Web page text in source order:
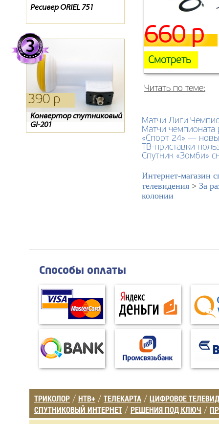
Ресивер ORIEL 751
Карта Триколор
Кронштейн NB NBC1-T
390 р
Конвертор спутниковый
GI-201
4400 р
Обмен ресиверов
Телекарта SD на HD.
Ресивер EVO-07
3850 р
Обмен Радуги на
Телекарту
Смотреть
660 р
Читать по теме:
Матчи Лиги
Матчи
«Спорт 24» —
ТВ-приставки
Спутник «Зомби»
Интернет-магазин
телевидения > За
колонии
Способы оплаты
ТРИКОЛОР / НТВ+ / ТЕЛЕКАРТА / ЦИФРОВОЕ
СПУТНИКОВЫЙ ИНТЕРНЕТ / РЕШЕНИЯ ПОД КЛЮЧ /